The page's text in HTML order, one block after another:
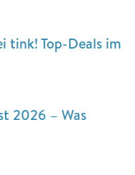
tink! Top-Deals im
2026 – Was